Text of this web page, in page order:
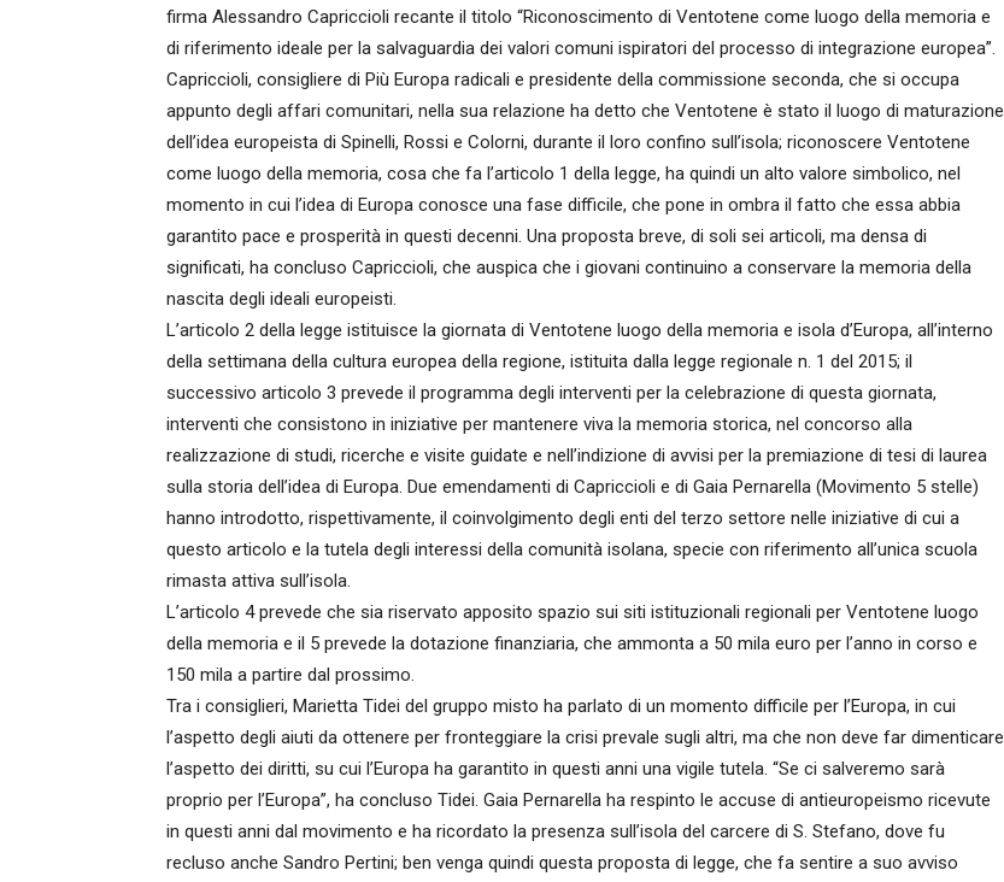
firma Alessandro Capriccioli recante il titolo “Riconoscimento di Ventotene come luogo della memoria e
di riferimento ideale per la salvaguardia dei valori comuni ispiratori del processo di integrazione europea”.
Capriccioli, consigliere di Più Europa radicali e presidente della commissione seconda, che si occupa
appunto degli affari comunitari, nella sua relazione ha detto che Ventotene è stato il luogo di maturazione
dell’idea europeista di Spinelli, Rossi e Colorni, durante il loro confino sull’isola; riconoscere Ventotene
come luogo della memoria, cosa che fa l’articolo 1 della legge, ha quindi un alto valore simbolico, nel
momento in cui l’idea di Europa conosce una fase difficile, che pone in ombra il fatto che essa abbia
garantito pace e prosperità in questi decenni. Una proposta breve, di soli sei articoli, ma densa di
significati, ha concluso Capriccioli, che auspica che i giovani continuino a conservare la memoria della
nascita degli ideali europeisti.
L’articolo 2 della legge istituisce la giornata di Ventotene luogo della memoria e isola d’Europa, all’interno
della settimana della cultura europea della regione, istituita dalla legge regionale n. 1 del 2015; il
successivo articolo 3 prevede il programma degli interventi per la celebrazione di questa giornata,
interventi che consistono in iniziative per mantenere viva la memoria storica, nel concorso alla
realizzazione di studi, ricerche e visite guidate e nell’indizione di avvisi per la premiazione di tesi di laurea
sulla storia dell’idea di Europa. Due emendamenti di Capriccioli e di Gaia Pernarella (Movimento 5 stelle)
hanno introdotto, rispettivamente, il coinvolgimento degli enti del terzo settore nelle iniziative di cui a
questo articolo e la tutela degli interessi della comunità isolana, specie con riferimento all’unica scuola
rimasta attiva sull’isola.
L’articolo 4 prevede che sia riservato apposito spazio sui siti istituzionali regionali per Ventotene luogo
della memoria e il 5 prevede la dotazione finanziaria, che ammonta a 50 mila euro per l’anno in corso e
150 mila a partire dal prossimo.
Tra i consiglieri, Marietta Tidei del gruppo misto ha parlato di un momento difficile per l’Europa, in cui
l’aspetto degli aiuti da ottenere per fronteggiare la crisi prevale sugli altri, ma che non deve far dimenticare
l’aspetto dei diritti, su cui l’Europa ha garantito in questi anni una vigile tutela. “Se ci salveremo sarà
proprio per l’Europa”, ha concluso Tidei. Gaia Pernarella ha respinto le accuse di antieuropeismo ricevute
in questi anni dal movimento e ha ricordato la presenza sull’isola del carcere di S. Stefano, dove fu
recluso anche Sandro Pertini; ben venga quindi questa proposta di legge, che fa sentire a suo avviso